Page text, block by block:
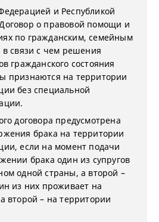
и Республикой
о правовой помощи и
по гражданским, семейным
связи с чем решения
гражданского состояния
признаются на территории
без специальной
договора предусмотрена
брака на территории
если на момент подачи
брака один из супругов
одной страны, а второй –
из них проживает на
второй – на территории